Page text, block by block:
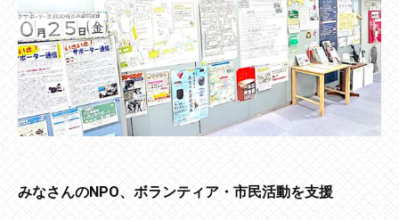
みなさんのNPO、ボランティア・市民活動を支援